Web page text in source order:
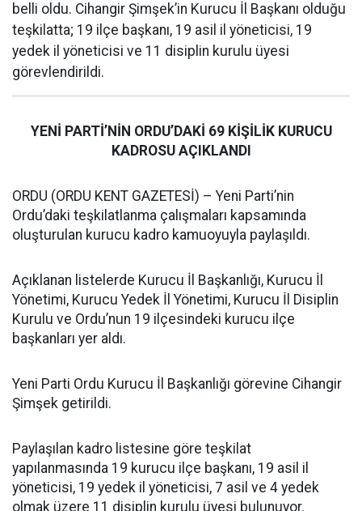
belli oldu. Cihangir Şimşek’in Kurucu İl Başkanı olduğu
teşkilatta; 19 ilçe başkanı, 19 asil il yöneticisi, 19
yedek il yöneticisi ve 11 disiplin kurulu üyesi
görevlendirildi.
YENİ PARTİ’NİN ORDU’DAKİ 69 KİŞİLİK KURUCU
KADROSU AÇIKLANDI
ORDU (ORDU KENT GAZETESİ) – Yeni Parti’nin
Ordu’daki teşkilatlanma çalışmaları kapsamında
oluşturulan kurucu kadro kamuoyuyla paylaşıldı.
Açıklanan listelerde Kurucu İl Başkanlığı, Kurucu İl
Yönetimi, Kurucu Yedek İl Yönetimi, Kurucu İl Disiplin
Kurulu ve Ordu’nun 19 ilçesindeki kurucu ilçe
başkanları yer aldı.
Yeni Parti Ordu Kurucu İl Başkanlığı görevine Cihangir
Şimşek getirildi.
Paylaşılan kadro listesine göre teşkilat
yapılanmasında 19 kurucu ilçe başkanı, 19 asil il
yöneticisi, 19 yedek il yöneticisi, 7 asil ve 4 yedek
olmak üzere 11 disiplin kurulu üyesi bulunuyor.